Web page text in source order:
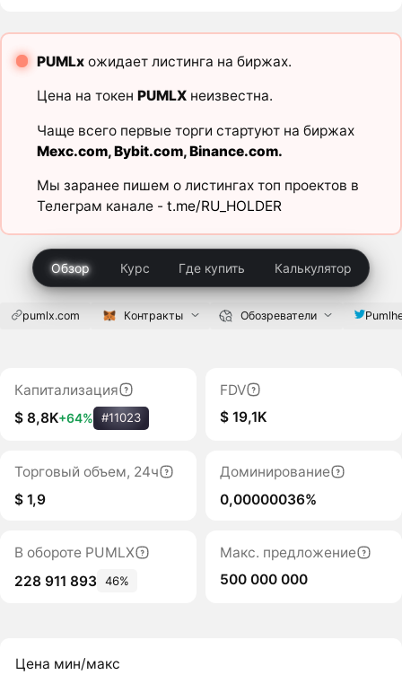
PUMLxожидает листинга на биржах.
Цена на токен PUMLXнеизвестна.
Чаще всего первые торги стартуют на биржах
Mexc.com,Bybit.com,Binance.com.
Мы заранее пишем о листингах топ проектов в
Телеграм канале - t.me/RU_HOLDER
Обзор Курс Где купить Калькулятор
pumlx.com Контракты Обозреватели
Капитализация
$ 8,8K+64% #11023
FDV
$ 19,1K
Торговый объем, 24ч
$ 1,9
Доминирование
0,00000036%
В обороте PUMLX
228 911 893 46%
Макс. предложение
500 000 000
Цена мин/макс